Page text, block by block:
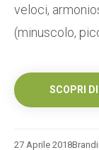
veloci,
(minuscolo,
SCOPRI
27 Aprile 2018